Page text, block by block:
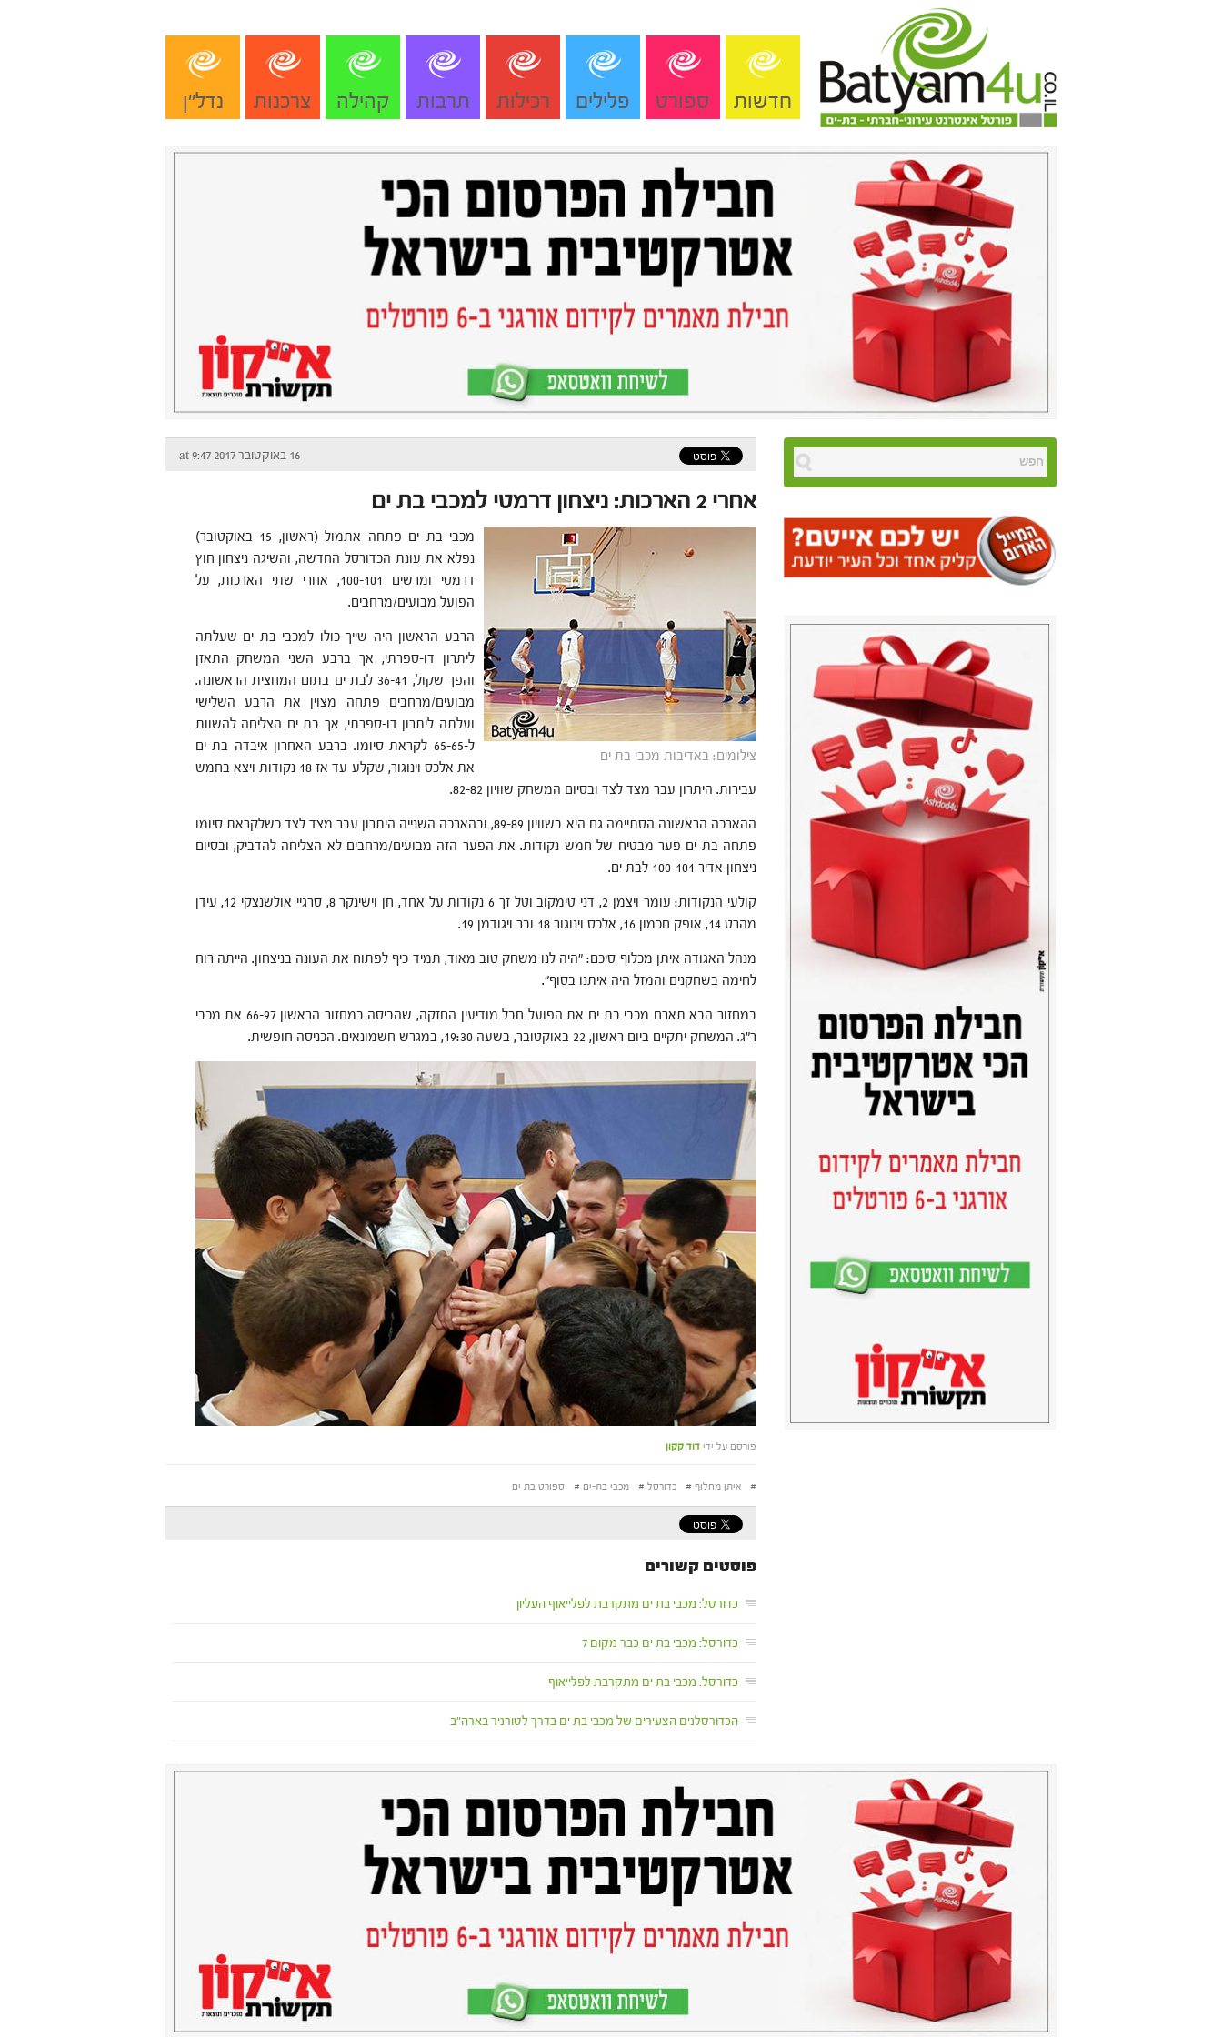
חדשות ספורט פלילים רכילות תרבות קהילה צרכנות נדל"ן
16 באוקטובר 2017 at 9:47
אחרי 2 הארכות: ניצחון דרמטי למכבי בת ים
צילומים: באדיבות מכבי בת ים
מכבי בת ים פתחה אתמול (ראשון, 15 באוקטובר)
נפלא את עונת הכדורסל החדשה, והשיגה ניצחון חוץ
דרמטי ומרשים 100-101, אחרי שתי הארכות, על
הפועל מבועים/מרחבים.
הרבע הראשון היה שייך כולו למכבי בת ים שעלתה
ליתרון דו-ספרתי, אך ברבע השני המשחק התאזן
והפך שקול, 36-41 לבת ים בתום המחצית הראשונה.
מבועים/מרחבים פתחה מצוין את הרבע השלישי
ועלתה ליתרון דו-ספרתי, אך בת ים הצליחה להשוות
ל-65-65 לקראת סיומו. ברבע האחרון איבדה בת ים
את אלכס וינוגור, שקלע עד אז 18 נקודות ויצא בחמש
עבירות. היתרון עבר מצד לצד ובסיום המשחק שוויון 82-82.
ההארכה הראשונה הסתיימה גם היא בשוויון 89-89, ובהארכה השנייה היתרון עבר מצד לצד כשלקראת סיומו
פתחה בת ים פער מבטיח של חמש נקודות. את הפער הזה מבועים/מרחבים לא הצליחה להדביק, ובסיום
ניצחון אדיר 100-101 לבת ים.
קולעי הנקודות: עומר ויצמן 2, דני טימקוב וטל זך 6 נקודות על אחד, חן וישינקר 8, סרגיי אולשנצקי 12, עידן
מהרט 14, אופק חכמון 16, אלכס וינוגור 18 ובר ויגודמן 19.
מנהל האגודה איתן מכלוף סיכם: "היה לנו משחק טוב מאוד, תמיד כיף לפתוח את העונה בניצחון. הייתה רוח
לחימה בשחקנים והמזל היה איתנו בסוף".
במחזור הבא תארח מכבי בת ים את הפועל חבל מודיעין החזקה, שהביסה במחזור הראשון 66-97 את מכבי
ר"ג. המשחק יתקיים ביום ראשון, 22 באוקטובר, בשעה 19:30, במגרש חשמונאים. הכניסה חופשית.
פורסם על ידי דוד קקון
# איתן מחלוף # כדורסל # מכבי בת-ים # ספורט בת ים
פוסטים קשורים
כדורסל: מכבי בת ים מתקרבת לפלייאוף העליון
כדורסל: מכבי בת ים כבר מקום 7
כדורסל: מכבי בת ים מתקרבת לפלייאוף
הכדורסלנים הצעירים של מכבי בת ים בדרך לטורניר בארה"ב